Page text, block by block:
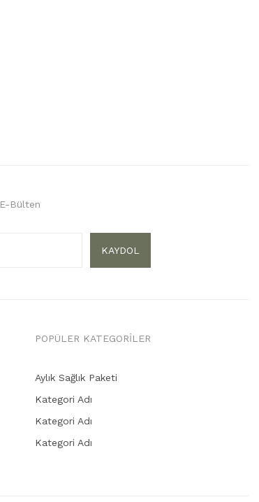
E-Bülten
KAYDOL
POPÜLER KATEGORİLER
Aylık Sağlık Paketi
Kategori Adı
Kategori Adı
Kategori Adı